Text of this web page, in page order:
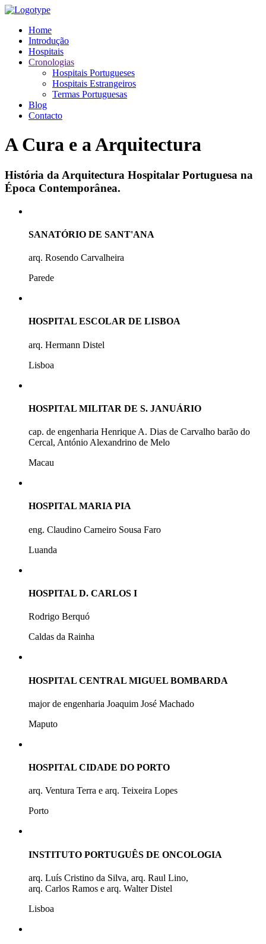
Home
Introdução
Hospitais
Cronologias
Hospitais Portugueses
Hospitais Estrangeiros
Termas Portuguesas
Blog
Contacto
A Cura e a Arquitectura
História da Arquitectura Hospitalar Portuguesa na
Época Contemporânea.
SANATÓRIO DE SANT'ANA
arq. Rosendo Carvalheira
Parede
HOSPITAL ESCOLAR DE LISBOA
arq. Hermann Distel
Lisboa
HOSPITAL MILITAR DE S. JANUÁRIO
cap. de engenharia Henrique A. Dias de Carvalho barão do
Cercal, António Alexandrino de Melo
Macau
HOSPITAL MARIA PIA
eng. Claudino Carneiro Sousa Faro
Luanda
HOSPITAL D. CARLOS I
Rodrigo Berquó
Caldas da Rainha
HOSPITAL CENTRAL MIGUEL BOMBARDA
major de engenharia Joaquim José Machado
Maputo
HOSPITAL CIDADE DO PORTO
arq. Ventura Terra e arq. Teixeira Lopes
Porto
INSTITUTO PORTUGUÊS DE ONCOLOGIA
arq. Luís Cristino da Silva, arq. Raul Lino,
arq. Carlos Ramos e arq. Walter Distel
Lisboa